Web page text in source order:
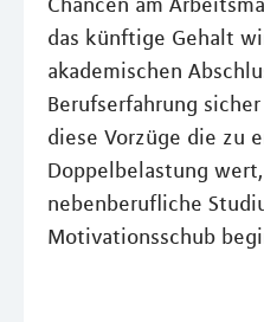
das künftige Gehalt
akademischen
Berufserfahrung
diese Vorzüge die zu
Doppelbelastung
nebenberufliche
Motivationsschub